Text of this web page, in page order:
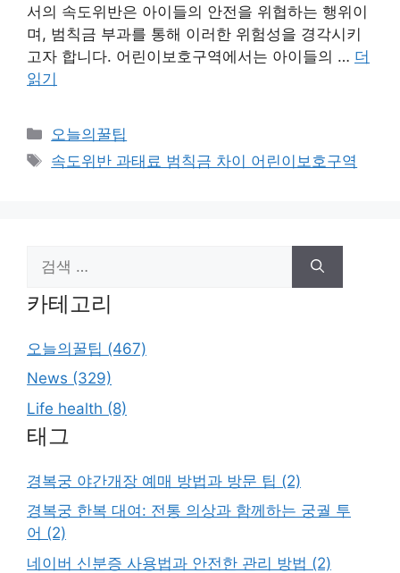
서의 속도위반은 아이들의 안전을 위협하는 행위이
며, 범칙금 부과를 통해 이러한 위험성을 경각시키
고자 합니다. 어린이보호구역에서는 아이들의 … 더
읽기
카
테
고
오늘의꿀팁
태
속도위반 과태료 범칙금 차이 어린이보호구역
색:
카테고리
오늘의꿀팁 (467)
News (329)
Life health (8)
태그
경복궁 야간개장 예매 방법과 방문 팁 (2)
경복궁 한복 대여: 전통 의상과 함께하는 궁궐 투
어 (2)
네이버 신분증 사용법과 안전한 관리 방법 (2)